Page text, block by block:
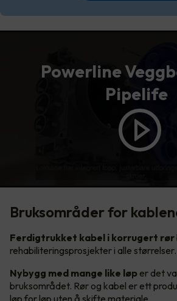
Powerline
Pipelife
Bruksområder for
Ferdigtrukket kabel i korrugert rør
rehabiliteringsprosjekter i alle størrelser.
Nybygg med mange like løp er det
bruksområdet. Rør og kabel er ett